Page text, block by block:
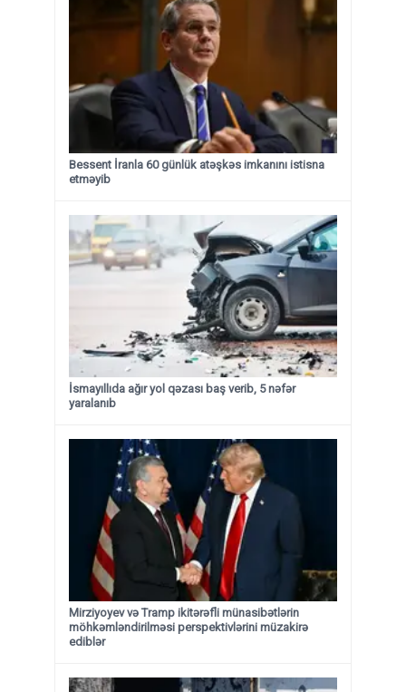
Bessent İranla 60 günlük atəşkəs imkanını istisna
etməyib
İsmayıllıda ağır yol qəzası baş verib, 5 nəfər
yaralanıb
Mirziyoyev və Tramp ikitərəfli münasibətlərin
möhkəmləndirilməsi perspektivlərini müzakirə
ediblər